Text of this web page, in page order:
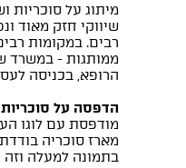
מיתוג על סוכריות
שיווקי חזק מאוד
רבים. במקומות
ממותגות - במשרד
הרופא, בכניסה
הדפסה על סוכריות
מודפסת עם לוגו
מארז סוכריה
בתמונה למעלה וזה